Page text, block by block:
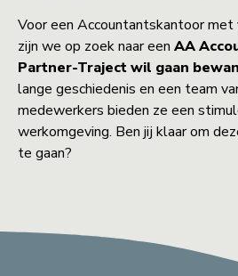
Voor een Accountantskantoor
zijn we op zoek naar een AA
Partner-Traject wil gaan
lange geschiedenis en een team
medewerkers bieden ze een
werkomgeving. Ben jij klaar om
te gaan?